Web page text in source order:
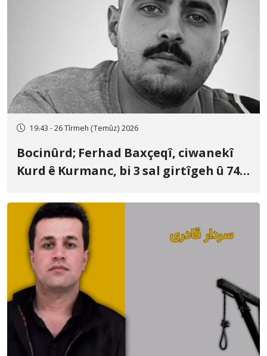
19:43 - 26 Tîrmeh (Temûz) 2026
Bocinûrd; Ferhad Baxçeqî, ciwanekî
Kurd ê Kurmanc, bi 3 sal girtîgeh û 74